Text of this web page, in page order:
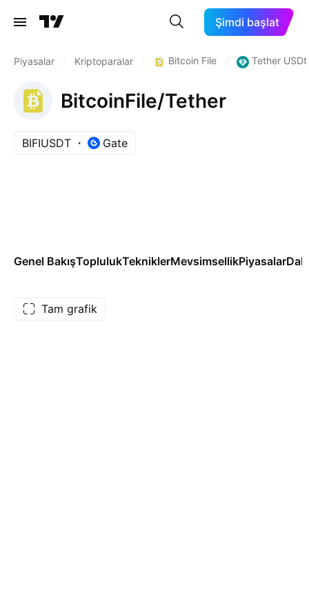
Şimdi başlat
Piyasalar Kriptoparalar Bitcoin File Tether USDt
BitcoinFile/Tether
BIFIUSDT Gate
Genel BakışToplulukTekniklerMevsimsellikPiyasalar
Tam grafik